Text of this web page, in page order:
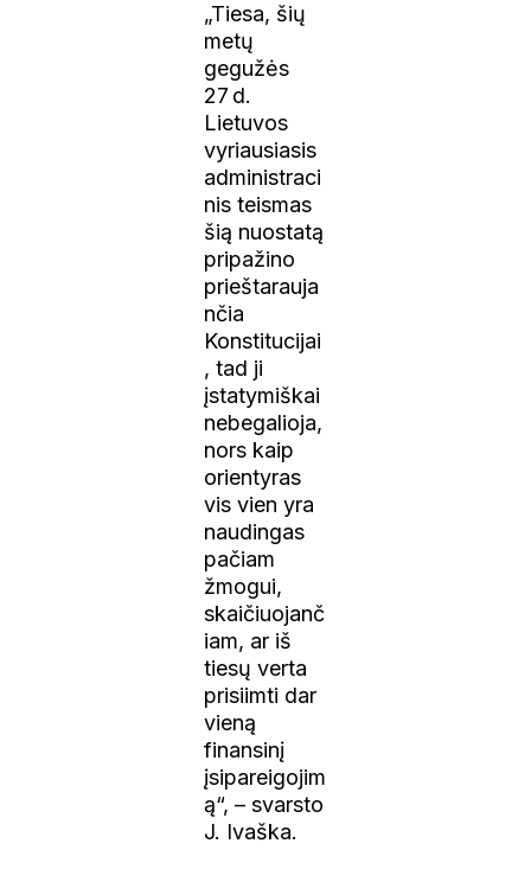
„Tiesa, šių
metų
gegužės
27 d.
Lietuvos
vyriausiasis
administraci
nis teismas
šią nuostatą
pripažino
prieštarauja
nčia
Konstitucijai
, tad ji
įstatymiškai
nebegalioja,
nors kaip
orientyras
vis vien yra
naudingas
pačiam
žmogui,
skaičiuojanč
iam, ar iš
tiesų verta
prisiimti dar
vieną
finansinį
įsipareigojim
ą“, – svarsto
J. Ivaška.